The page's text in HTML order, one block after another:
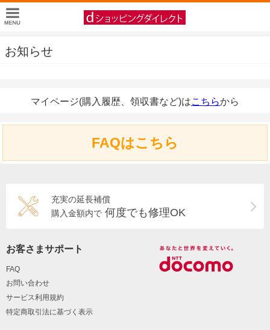
お知らせ
マイページ(購入履歴、領収書など)はこちらから
FAQはこちら
充実の延長補償
購入金額内で 何度でも修理OK
お客さまサポート
FAQ
お問い合わせ
サービス利用規約
特定商取引法に基づく表示